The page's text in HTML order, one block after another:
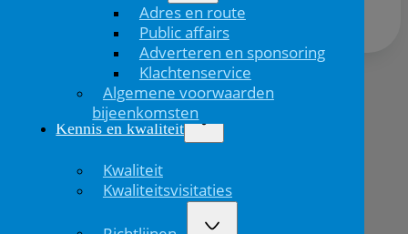
Adres en route
Public affairs
Adverteren en sponsoring
Klachtenservice
Algemene voorwaarden
bijeenkomsten
Kennis en kwaliteit
Kwaliteit
Kwaliteitsvisitaties
bericht